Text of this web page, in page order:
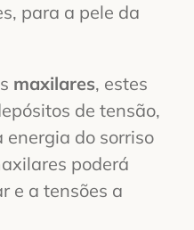
para a pele da
maxilares, estes
de tensão,
do sorriso
poderá
e a tensões a